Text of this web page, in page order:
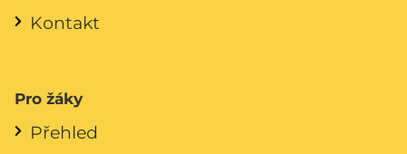
Kontakt
Pro žáky
Přehled